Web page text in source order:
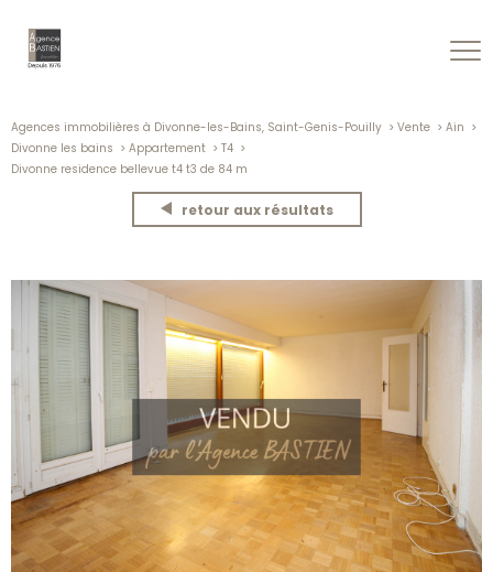
Agences immobilières à Divonne-les-Bains, Saint-Genis-Pouilly Vente
Ain
Divonne les bains
Appartement
T4
Divonne residence bellevue t4 t3 de 84 m
retour aux résultats